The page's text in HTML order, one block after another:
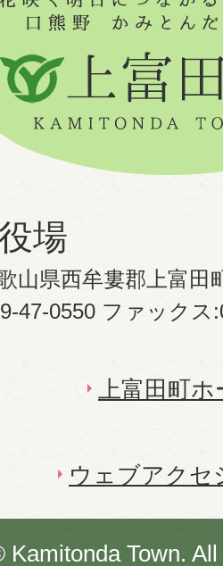
場
山県西牟婁郡上富田
47-0550 ファックス
上富田町
ウェブアクセ
Kamitonda Town.